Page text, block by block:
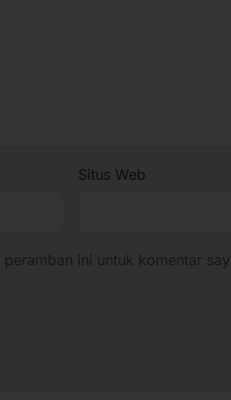
Situs Web
ini untuk komentar